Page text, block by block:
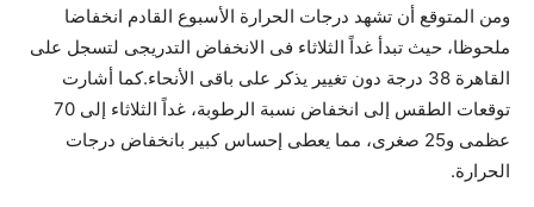
ومن المتوقع أن تشهد درجات الحرارة الأسبوع القادم انخفاضا
ملحوظا، حيث تبدأ غداً الثلاثاء فى الانخفاض التدريجى لتسجل على
القاهرة 38 درجة دون تغيير يذكر على باقى الأنحاء.كما أشارت
توقعات الطقس إلى انخفاض نسبة الرطوبة، غداً الثلاثاء إلى 70
عظمى و25 صغرى، مما يعطى إحساس كبير بانخفاض درجات
الحرارة.